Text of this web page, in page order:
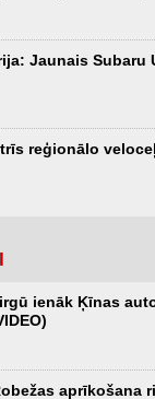
Jaunais Subaru
reģionālo
ienāk Ķīnas
aprīkošana